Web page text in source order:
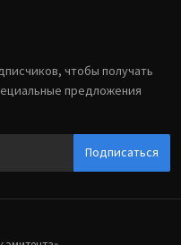
чтобы получать
предложения
Подписаться